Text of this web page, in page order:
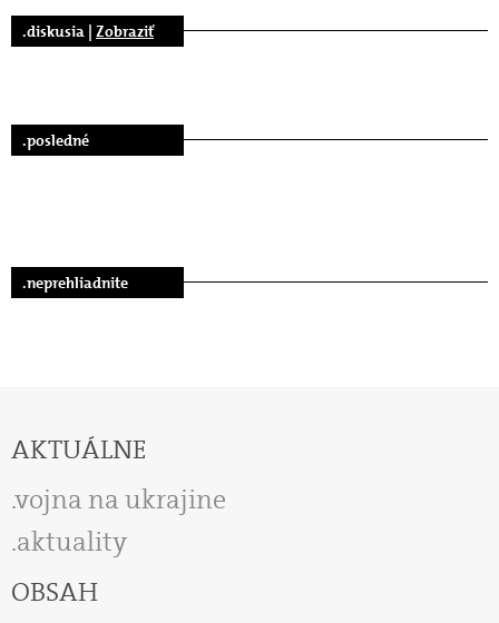
.diskusia | Zobraziť
.posledné
.neprehliadnite
AKTUÁLNE
vojna na ukrajine
aktuality
OBSAH